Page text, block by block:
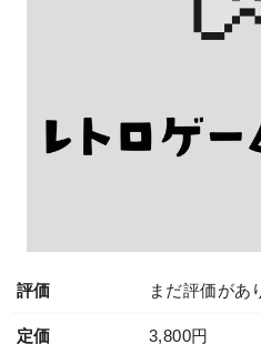
評価 まだ評価があ
定価 3,800円